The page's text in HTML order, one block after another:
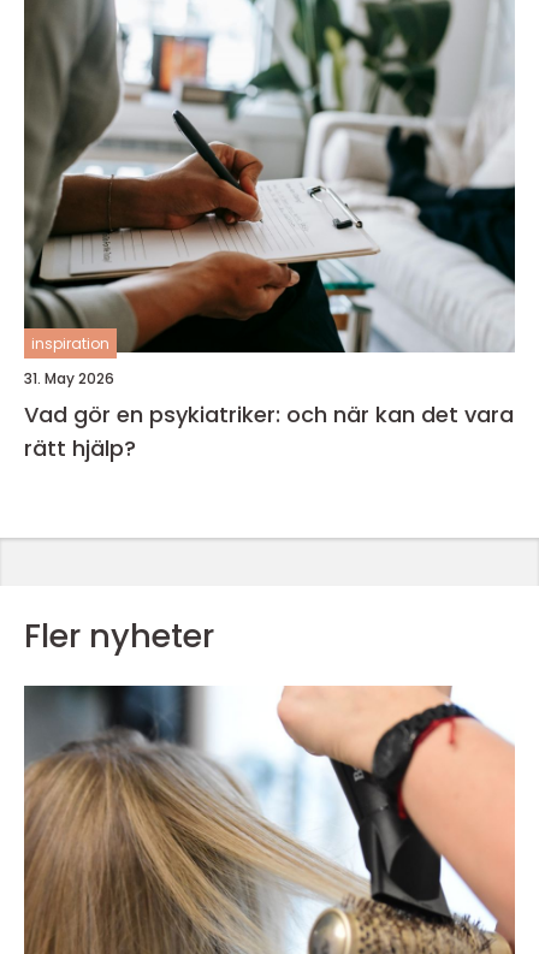
inspiration
31. May 2026
Vad gör en psykiatriker: och när kan det vara
rätt hjälp?
Fler nyheter